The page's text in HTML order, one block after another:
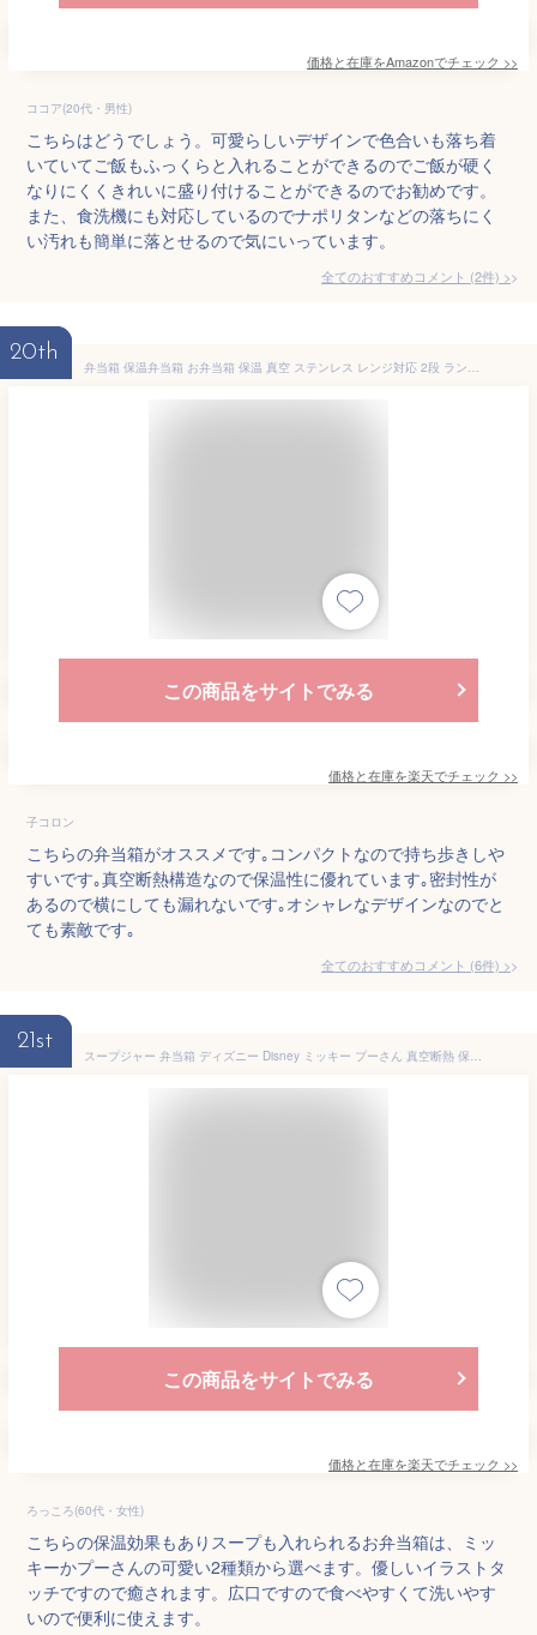
価格と在庫をAmazonでチェック >>
ココア(20代・男性)
こちらはどうでしょう。可愛らしいデザインで色合いも落ち着
いていてご飯もふっくらと入れることができるのでご飯が硬く
なりにくくきれいに盛り付けることができるのでお勧めです。
また、食洗機にも対応しているのでナポリタンなどの落ちにく
い汚れも簡単に落とせるので気にいっています。
全てのおすすめコメント (2件) >
20th
弁当箱 保温弁当箱 お弁当箱 保温 真空 ステンレス レンジ対応 2段 ランチボックス ランチジャー 女子 男子 女性 男性 メンズ 大人 子供 新生活 おしゃれ
この商品をサイトでみる
価格と在庫を楽天でチェック >>
子コロン
こちらの弁当箱がオススメです｡コンパクトなので持ち歩きしや
すいです｡真空断熱構造なので保温性に優れています｡密封性が
あるので横にしても漏れないです｡オシャレなデザインなのでと
ても素敵です｡
全てのおすすめコメント (6件) >
21st
スープジャー 弁当箱 ディズニー Disney ミッキー プーさん 真空断熱 保温 保冷 ステンレス 魔法瓶 マグボトル 広口 ステンレスボトル スープ 350ml おしゃれ かわいい ホワイト 白 シンプル レディース 女性 ディズニー スープジャー ギフト プレゼント 贈り物
この商品をサイトでみる
価格と在庫を楽天でチェック >>
ろっころ(60代・女性)
こちらの保温効果もありスープも入れられるお弁当箱は、ミッ
キーかプーさんの可愛い2種類から選べます。優しいイラストタ
ッチですので癒されます。広口ですので食べやすくて洗いやす
いので便利に使えます。